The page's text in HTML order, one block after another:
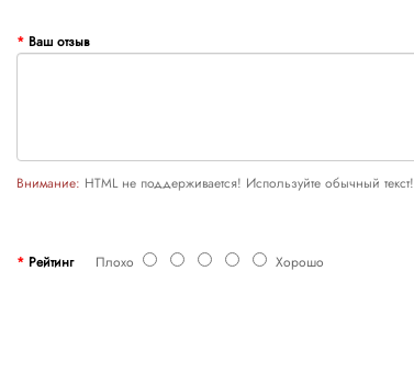
Ваш отзыв
Внимание: HTML не поддерживается! Используйте обычный текст!
РейтингПлохо Хорошо